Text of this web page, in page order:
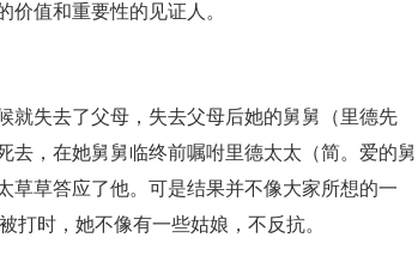
值和重要性的见证人。
就失去了父母，失去父母后她的舅舅（里德先
去，在她舅舅临终前嘱咐里德太太（简。爱的舅
草草答应了他。可是结果并不像大家所想的一
打时，她不像有一些姑娘，不反抗。